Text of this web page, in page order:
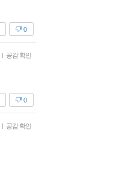
0
| 공감 확인
0
| 공감 확인